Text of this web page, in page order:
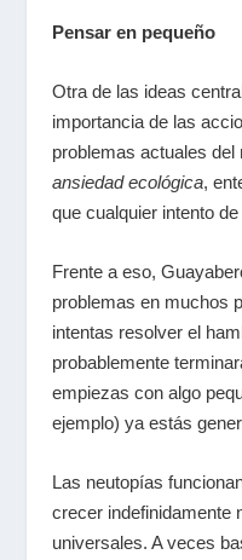
Pensar en pequeño
Otra de las ideas
importancia de las
problemas actuales
ansiedad ecológica,
que cualquier intento
Frente a eso,
problemas en muchos
intentas resolver el
probablemente
empiezas con algo
ejemplo) ya estás
Las neutopías
crecer indefinidamente
universales. A veces